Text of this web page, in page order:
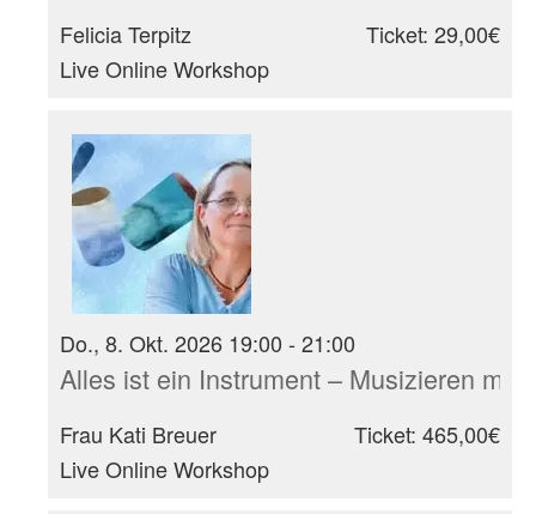
Felicia Terpitz
Live Online Workshop
Ticket: 29,00€
Do., 8. Okt. 2026 19:00 - 21:00
Alles ist ein Instrument – Musizieren mit
Frau Kati Breuer
Live Online Workshop
Ticket: 465,00€